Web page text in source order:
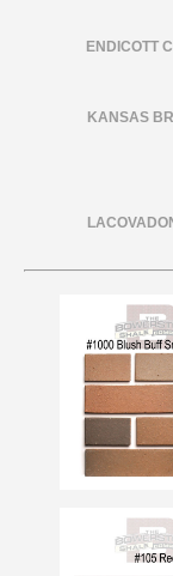
ENDICOTT
KANSAS